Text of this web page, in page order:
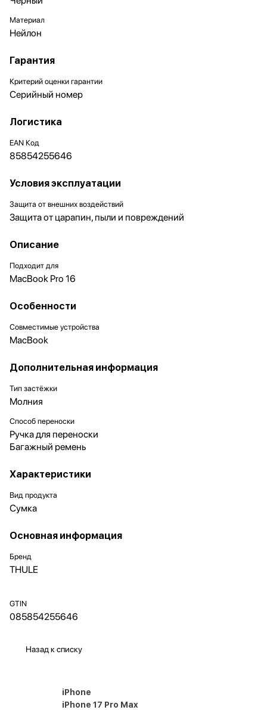
Материал
Нейлон
Гарантия
Критерий оценки гарантии
Серийный номер
Логистика
EAN Код
85854255646
Условия эксплуатации
Защита от внешних воздействий
Защита от царапин, пыли и повреждений
Описание
Подходит для
MacBook Pro 16
Особенности
Совместимые устройства
MacBook
Дополнительная информация
Тип застёжки
Молния
Способ переноски
Ручка для переноски
Багажный ремень
Характеристики
Вид продукта
Сумка
Основная информация
Бренд
THULE
GTIN
085854255646
Назад к списку
iPhone
iPhone 17 Pro Max